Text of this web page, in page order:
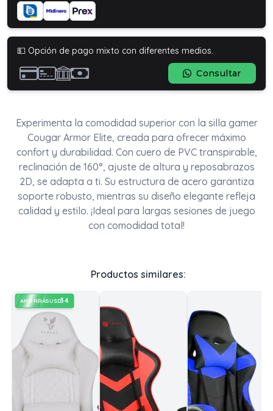
💵 Opción de pago mixto con diferentes medios.
Consultar
Experimenta la comodidad superior con la silla gamer
Cougar Armor Elite, creada para ofrecer máximo
confort y durabilidad. Con cuero de PVC transpirable,
reclinación de 160°, ajuste de altura y reposabrazos
2D, se adapta a ti. Su estructura de acero garantiza
soporte robusto, mientras su diseño elegante refleja
calidad y estilo. ¡Ideal para largas sesiones de juego
con comodidad total!
Productos similares:
AHORRÁSUSD34